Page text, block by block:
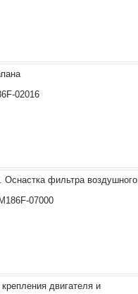
02016
Оснастка фильтра воздушного
07000
двигателя и